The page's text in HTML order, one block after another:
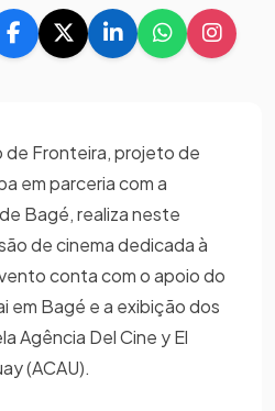
de Fronteira, projeto de
em parceria com a
Bagé, realiza neste
de cinema dedicada à
conta com o apoio do
em Bagé e a exibição dos
Agência Del Cine y El
(ACAU).